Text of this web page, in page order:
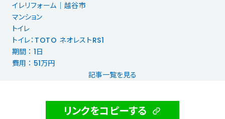
イレリフォーム｜越谷市
マンション
トイレ
トイレ：TOTO ネオレストRS1
期間 ： 1日
費用 ： 51万円
記事一覧を見る
リンクをコピーする